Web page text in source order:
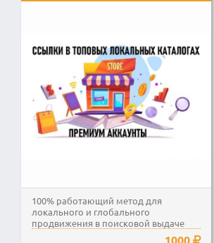
100% работающий метод для
локального и глобального
продвижения в поисковой выдаче
Яндекс и Google на территории...1000